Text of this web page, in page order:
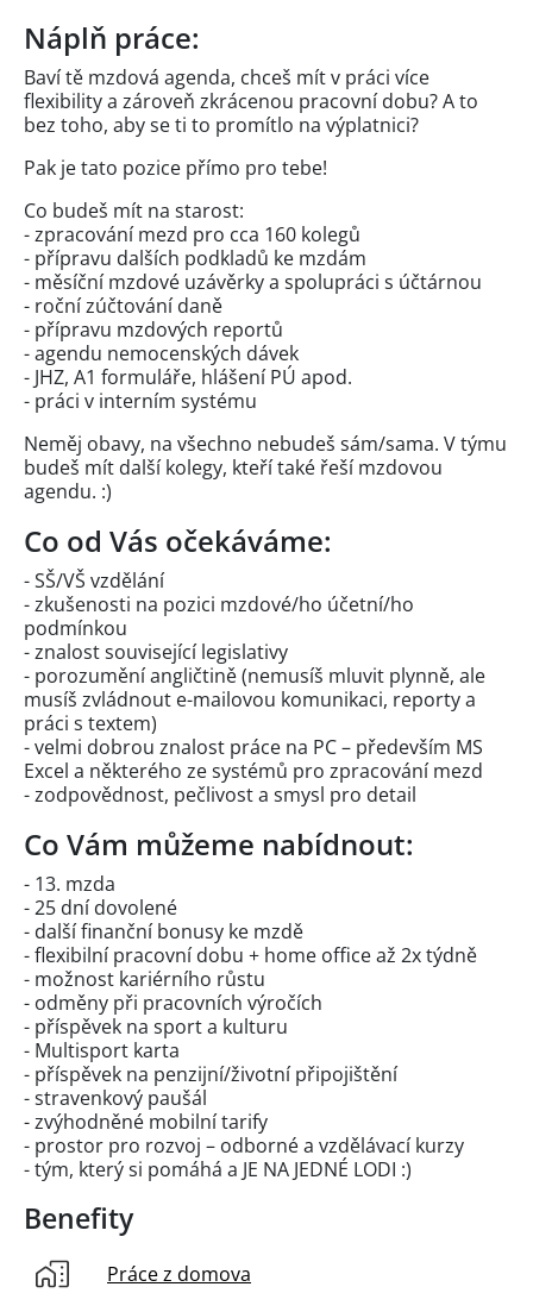
Náplň práce:
Baví tě mzdová agenda, chceš mít v práci více
flexibility a zároveň zkrácenou pracovní dobu? A to
bez toho, aby se ti to promítlo na výplatnici?
Pak je tato pozice přímo pro tebe!
Co budeš mít na starost:
- zpracování mezd pro cca 160 kolegů
- přípravu dalších podkladů ke mzdám
- měsíční mzdové uzávěrky a spolupráci s účtárnou
- roční zúčtování daně
- přípravu mzdových reportů
- agendu nemocenských dávek
- JHZ, A1 formuláře, hlášení PÚ apod.
- práci v interním systému
Neměj obavy, na všechno nebudeš sám/sama. V týmu
budeš mít další kolegy, kteří také řeší mzdovou
agendu. :)
Co od Vás očekáváme:
- SŠ/VŠ vzdělání
- zkušenosti na pozici mzdové/ho účetní/ho
podmínkou
- znalost související legislativy
- porozumění angličtině (nemusíš mluvit plynně, ale
musíš zvládnout e-mailovou komunikaci, reporty a
práci s textem)
- velmi dobrou znalost práce na PC – především MS
Excel a některého ze systémů pro zpracování mezd
- zodpovědnost, pečlivost a smysl pro detail
Co Vám můžeme nabídnout:
- 13. mzda
- 25 dní dovolené
- další finanční bonusy ke mzdě
- flexibilní pracovní dobu + home office až 2x týdně
- možnost kariérního růstu
- odměny při pracovních výročích
- příspěvek na sport a kulturu
- Multisport karta
- příspěvek na penzijní/životní připojištění
- stravenkový paušál
- zvýhodněné mobilní tarify
- prostor pro rozvoj – odborné a vzdělávací kurzy
- tým, který si pomáhá a JE NA JEDNÉ LODI :)
Benefity
Práce z domova